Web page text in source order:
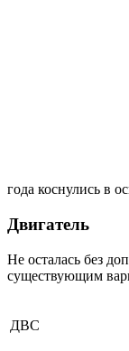
года коснулись в
Двигатель
Не осталась без
существующим
ДВС